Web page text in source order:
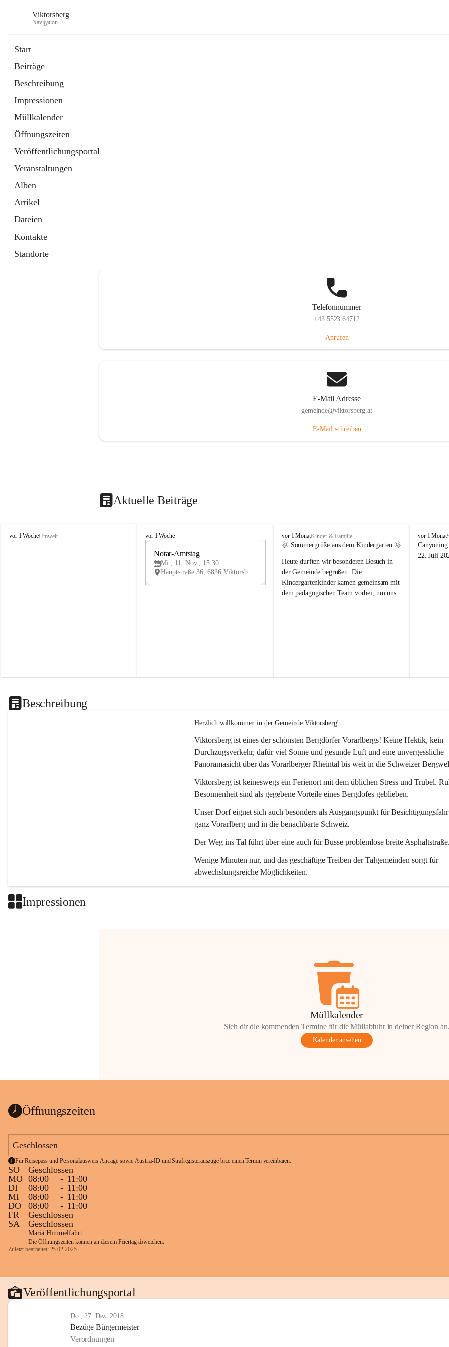
Viktorsberg
Navigation
Start
Beiträge
Beschreibung
Impressionen
Müllkalender
Öffnungszeiten
Veröffentlichungsportal
Veranstaltungen
Alben
Artikel
Dateien
Kontakte
Standorte
Telefonnummer
+43 5523 64712
Anrufen
E-Mail Adresse
gemeinde@viktorsberg.at
E-Mail schreiben
Aktuelle Beiträge
V
vor 1 WocheUmwelt
V
vor 1 Woche
V
Notar-Amtstag
Mi., 11. Nov., 15:30
Hauptstraße 36, 6836 Viktorsberg, AUT
V
i
t
o
r
s
vor 1 MonatKinder & Familie
🌞 Sommergrüße aus dem Kindergarten 🌞
Heute durften wir besonderen Besuch in
der Gemeinde begrüßen: Die
Kindergartenkinder kamen gemeinsam mit
dem pädagogischen Team vorbei, um uns
V
i
k
vor 1 Monat
22. Juli
Beschreibung
Herzlich willkommen in der Gemeinde Viktorsberg!
Viktorsberg ist eines der schönsten Bergdörfer Vorarlbergs! Keine Hektik, kein
Durchzugsverkehr, dafür viel Sonne und gesunde Luft und eine unvergessliche
Panoramasicht über das Vorarlberger Rheintal bis weit in die Schweizer
Viktorsberg ist keineswegs ein Ferienort mit dem üblichen Stress und Trubel.
Besonnenheit sind als gegebene Vorteile eines Bergdofes geblieben.
Unser Dorf eignet sich auch besonders als Ausgangspunkt für
ganz Vorarlberg und in die benachbarte Schweiz.
Der Weg ins Tal führt über eine auch für Busse problemlose breite
Wenige Minuten nur, und das geschäftige Treiben der Talgemeinden sorgt für
abwechslungsreiche Möglichkeiten.
Impressionen
Müllkalender
Sieh dir die kommenden Termine für die Müllabfuhr in deiner Region
Kalender ansehen
Öffnungszeiten
Geschlossen
Für Reisepass und Personalausweis Anträge sowie Austria-ID und Strafregisterauszüge bitte einen Termin vereinbaren.
SO
Geschlossen
MO 08:00 - 11:00
DI
08:00 - 11:00
MI
08:00 - 11:00
DO
08:00 - 11:00
FR
Geschlossen
SA
Geschlossen
Mariä Himmelfahrt:
Die Öffnungszeiten können an diesem Feiertag abweichen.
Zuletzt bearbeitet: 25.02.2025
Veröffentlichungsportal
Do., 27. Dez. 2018
Bezüge Bürgermeister
Verordnungen